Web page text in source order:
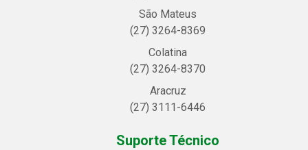
São Mateus
(27) 3264-8369
Colatina
(27) 3264-8370
Aracruz
(27) 3111-6446
Suporte Técnico